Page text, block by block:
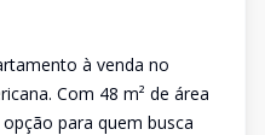
à venda no
Com 48 m² de área
para quem busca